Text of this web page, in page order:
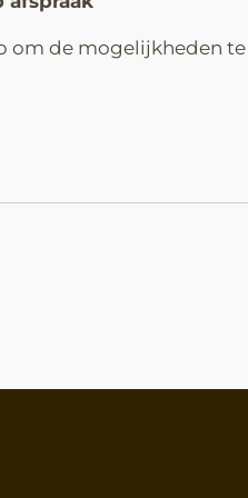
om de mogelijkheden te